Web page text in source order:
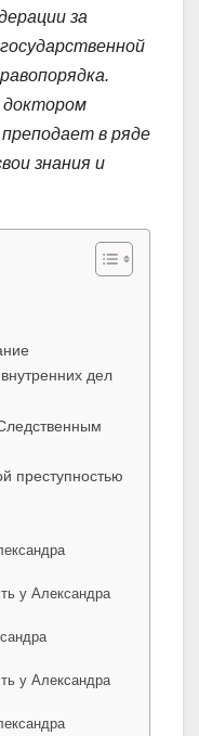
за
в ряде
знания и
дел
преступностью
у Александра
у Александра